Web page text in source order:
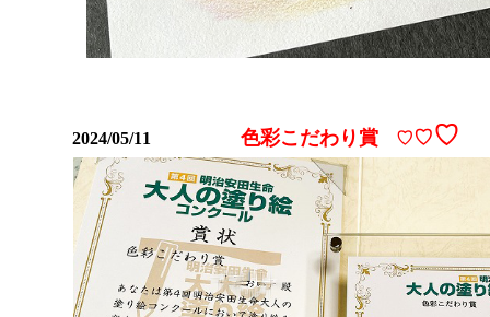
2024/05/11 色彩こだわり賞 ♡♡♡